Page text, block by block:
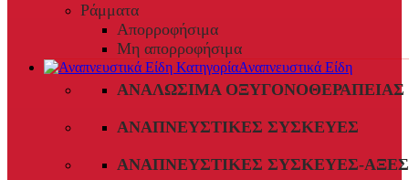
Ράμματα
Απορροφήσιμα
Μη απορροφήσιμα
Αναπνευστικά Είδη
ΑΝΑΛΏΣΙΜΑ ΟΞΥΓΟΝΟΘΕΡΑΠΕΊΑΣ
ΑΝΑΠΝΕΥΣΤΙΚΈΣ ΣΥΣΚΕΥΈΣ
ΑΝΑΠΝΕΥΣΤΙΚΈΣ ΣΥΣΚΕΥΈΣ-